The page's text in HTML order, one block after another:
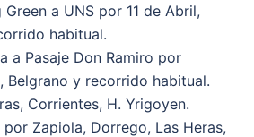
a UNS por 11 de Abril,
habitual.
a Pasaje Don Ramiro por
Belgrano y recorrido habitual.
Corrientes, H. Yrigoyen.
Zapiola, Dorrego, Las Heras,